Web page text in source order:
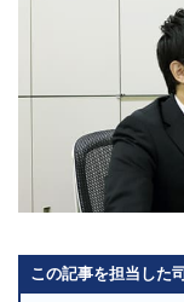
この記事を担当した